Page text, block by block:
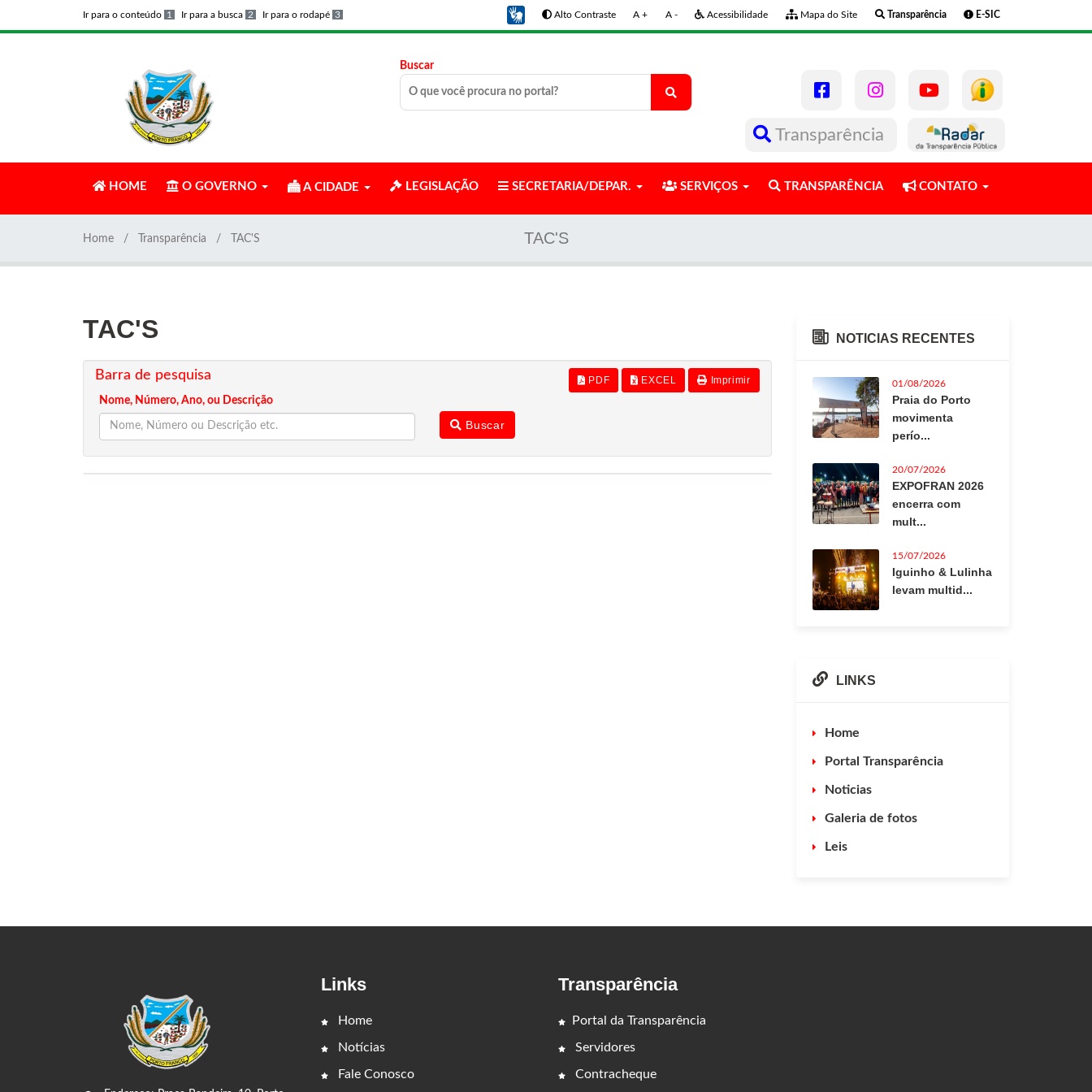
Ir para o conteúdo 1 Ir para a busca 2 Ir para o rodapé 3 Alto Contraste A + A - Acessibilidade Mapa do Site Transparência E-SIC
Buscar
Transparência
HOME O GOVERNO A CIDADE LEGISLAÇÃO SECRETARIA/DEPAR. SERVIÇOS TRANSPARÊNCIA CONTATO
TAC'S
Home Transparência TAC'S
TAC'S
Barra de pesquisa PDF EXCEL
Imprimir
Nome, Número, Ano, ou Descrição
Buscar
NOTICIAS RECENTES
01/08/2026
Praia do Porto
movimenta
perío...
20/07/2026
EXPOFRAN 2026
encerra com
mult...
15/07/2026
Iguinho & Lulinha
levam multid...
LINKS
Home
Portal Transparência
Noticias
Galeria de fotos
Leis
Links
Home
Notícias
Fale Conosco
Transparência
Portal da Transparência
Servidores
Contracheque